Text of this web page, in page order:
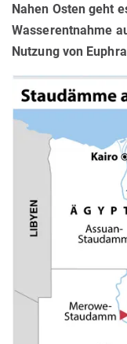
Nahen Osten geht
Wasserentnahme
Nutzung von